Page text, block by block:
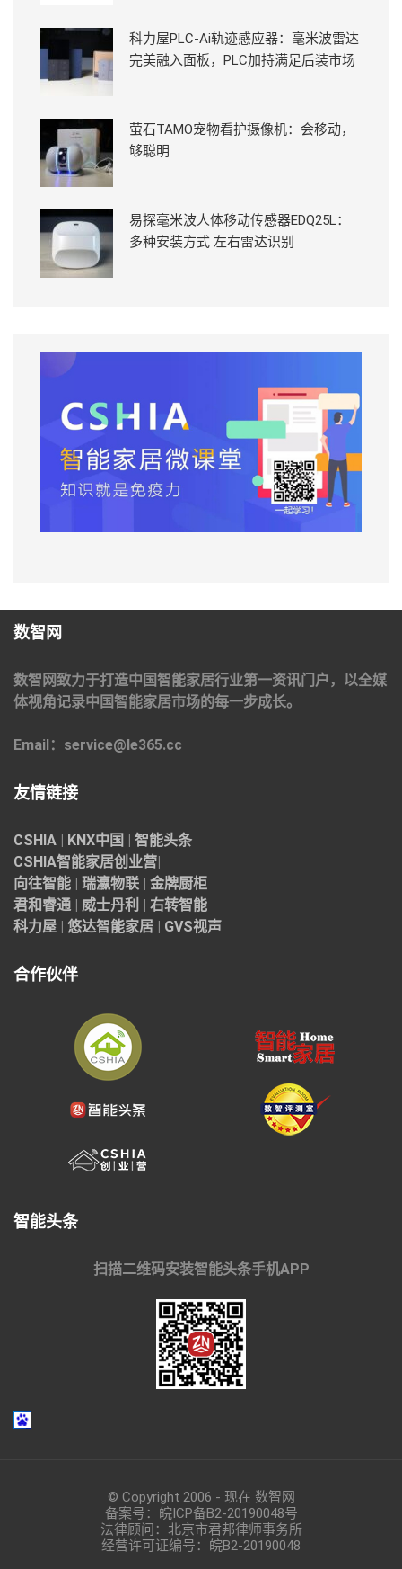
科力屋PLC-Ai轨迹感应器：毫米波雷达
完美融入面板，PLC加持满足后装市场
萤石TAMO宠物看护摄像机：会移动，
够聪明
易探毫米波人体移动传感器EDQ25L：
多种安装方式 左右雷达识别
数智网
数智网致力于打造中国智能家居行业第一资讯门户，以全媒
体视角记录中国智能家居市场的每一步成长。
Email：service@le365.cc
友情链接
CSHIA KNX中国
智能头条
CSHIA智能家居创业营
向往智能
瑞瀛物联
金牌厨柜
君和睿通
威士丹利
右转智能
科力屋
悠达智能家居 GVS视声
合作伙伴
智能头条
扫描二维码安装智能头条手机APP
© Copyright 2006 - 现在 数智网
备案号： 皖ICP备B2-20190048号
法律顾问：北京市君邦律师事务所
经营许可证编号：皖B2-20190048